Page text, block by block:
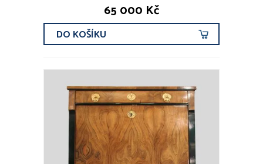
65 000 Kč
DO KOŠÍKU